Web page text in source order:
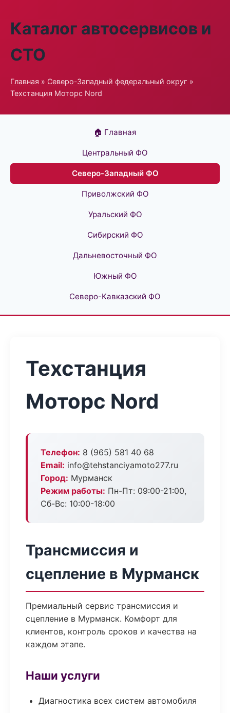
Каталог автосервисов и
СТО
Главная » Северо-Западный федеральный округ »
Техстанция Моторс Nord
🏠 Главная
Центральный ФО
Северо-Западный ФО
Приволжский ФО
Уральский ФО
Сибирский ФО
Дальневосточный ФО
Южный ФО
Северо-Кавказский ФО
Техстанция
Моторс Nord
Телефон: 8 (965) 581 40 68
Email: info@tehstanciyamoto277.ru
Город: Мурманск
Режим работы: Пн-Пт: 09:00-21:00,
Сб-Вс: 10:00-18:00
Трансмиссия и
сцепление в Мурманск
Премиальный сервис трансмиссия и
сцепление в Мурманск. Комфорт для
клиентов, контроль сроков и качества на
каждом этапе.
Наши услуги
Диагностика всех систем автомобиля